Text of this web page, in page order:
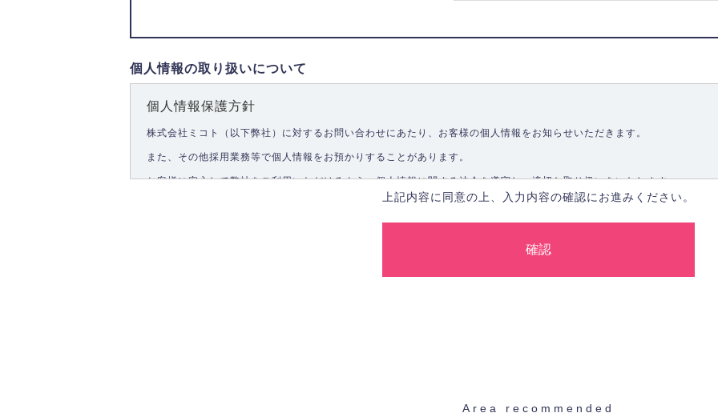
個人情報の取り扱いについて
個人情報保護方針
株式会社ミコト（以下弊社）に対するお問い合わせにあたり、お客様の個人情報をお知らせいただきます。
また、その他採用業務等で個人情報をお預かりすることがあります。
お客様に安心して弊社をご利用いただけるよう、個人情報に関する法令を遵守し、適切な取り扱いをいたします。
弊社は、お客様に対して偽りや不正な方法を取ることなく、適正に個人情報を取得いたします。
法的義務など正当な理由に基づく要請があった場合を除き、お客様の個人情報をご本人の同意なく第三者に提供いたしませ
上記内容に同意の上、入力内容の確認にお進みください。
Area recommended